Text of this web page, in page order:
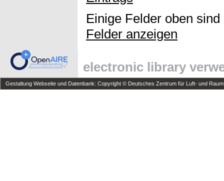
Einige Felder oben
Felder anzeigen
electronic library
Gestaltung Webseite und Datenbank: Copyright © Deutsches Zentrum für Luft- und